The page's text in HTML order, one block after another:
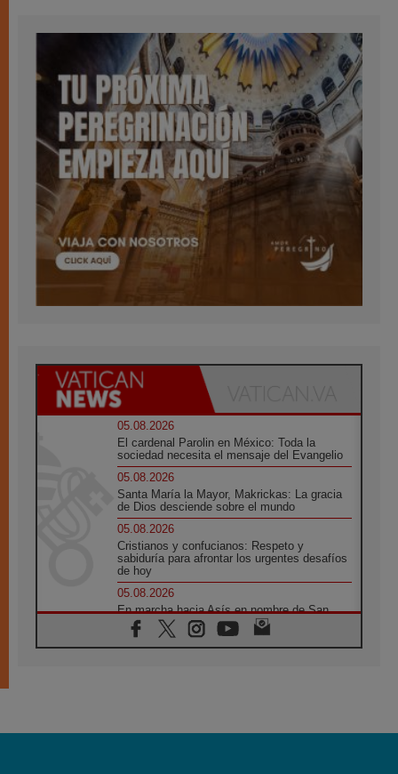
05.08.2026
El cardenal Parolin en México: Toda la
sociedad necesita el mensaje del Evangelio
05.08.2026
Santa María la Mayor, Makrickas: La gracia
de Dios desciende sobre el mundo
05.08.2026
Cristianos y confucianos: Respeto y
sabiduría para afrontar los urgentes desafíos
de hoy
05.08.2026
En marcha hacia Asís en nombre de San
Francisco, a la espera de León
05.08.2026